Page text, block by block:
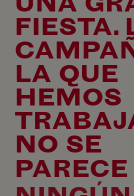
FIESTA.
LA QUE
HEMOS
NO SE
PARECE